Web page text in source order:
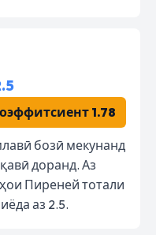
1.78
бозӣ мекунанд
доранд. Аз
Пиреней тотали
аз 2.5.